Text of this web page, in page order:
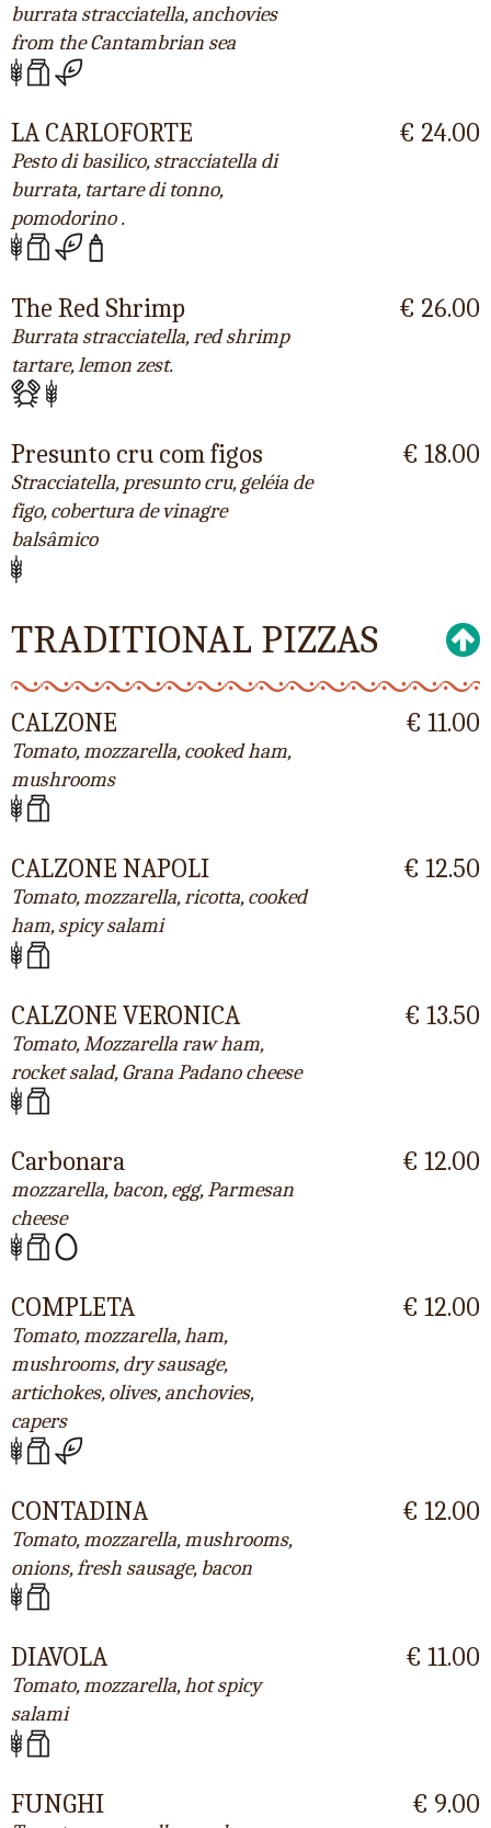
burrata stracciatella, anchovies
from the Cantambrian sea
LA CARLOFORTE
Pesto di basilico, stracciatella di
burrata, tartare di tonno,
pomodorino .
€ 24.00
The Red Shrimp
Burrata stracciatella, red shrimp
tartare, lemon zest.
€ 26.00
Presunto cru com figos
Stracciatella, presunto cru, geléia de
figo, cobertura de vinagre
balsâmico
€ 18.00
TRADITIONAL PIZZAS
CALZONE
Tomato, mozzarella, cooked ham,
mushrooms
€ 11.00
CALZONE NAPOLI
Tomato, mozzarella, ricotta, cooked
ham, spicy salami
€ 12.50
CALZONE VERONICA
Tomato, Mozzarella raw ham,
rocket salad, Grana Padano cheese
€ 13.50
Carbonara
mozzarella, bacon, egg, Parmesan
cheese
€ 12.00
COMPLETA
Tomato, mozzarella, ham,
mushrooms, dry sausage,
artichokes, olives, anchovies,
capers
€ 12.00
CONTADINA
Tomato, mozzarella, mushrooms,
onions, fresh sausage, bacon
€ 12.00
DIAVOLA
Tomato, mozzarella, hot spicy
salami
€ 11.00
FUNGHI € 9.00